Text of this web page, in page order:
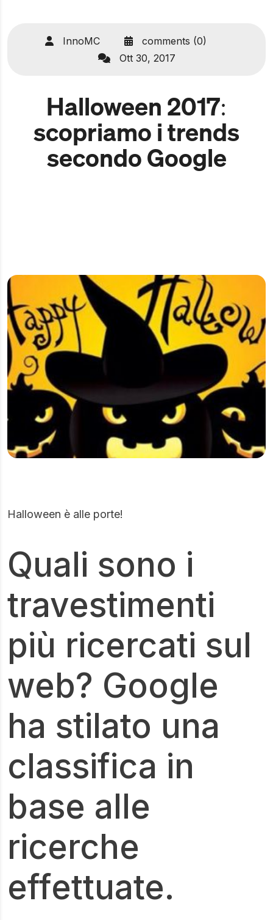
InnoMC
comments (0)
Ott 30, 2017
Halloween 2017:
scopriamo i trends
secondo Google
Halloween è alle porte!
Quali sono i
travestimenti
più ricercati sul
web? Google
ha stilato una
classifica in
base alle
ricerche
effettuate.